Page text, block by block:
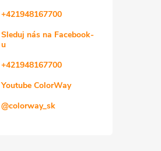
+421948167700
Sleduj nás na Facebook-
u
+421948167700
Youtube ColorWay
@colorway_sk